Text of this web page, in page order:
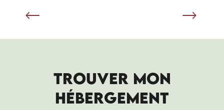
TROUVER MON
HÉBERGEMENT